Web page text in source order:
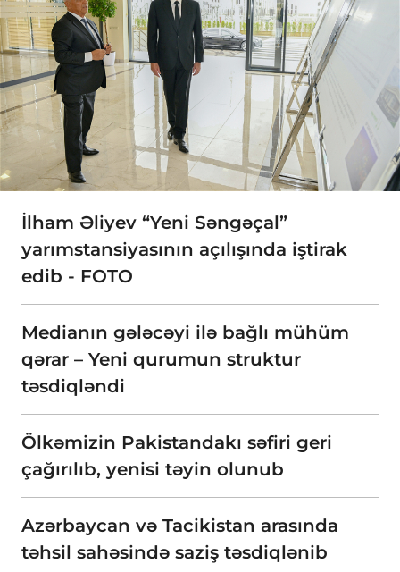
İlham Əliyev “Yeni Səngəçal”
yarımstansiyasının açılışında iştirak
edib - FOTO
Medianın gələcəyi ilə bağlı mühüm
qərar – Yeni qurumun struktur
təsdiqləndi
Ölkəmizin Pakistandakı səfiri geri
çağırılıb, yenisi təyin olunub
Azərbaycan və Tacikistan arasında
təhsil sahəsində saziş təsdiqlənib